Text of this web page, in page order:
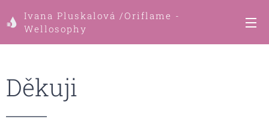
Ivana Pluskalová /Oriflame -
Wellosophy
Děkuji 🌸